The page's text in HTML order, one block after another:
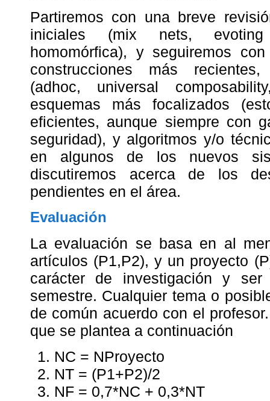
Partiremos con una breve
iniciales (mix nets, evoting
homomórfica), y seguiremos
construcciones más
(adhoc, universal
esquemas más focalizados
eficientes, aunque siempre con
seguridad), y algoritmos y/o
en algunos de los nuevos
discutiremos acerca de los
pendientes en el área.
Evaluación
La evaluación se basa en al
artículos (P1,P2), y un proyecto
carácter de investigación y ser
semestre. Cualquier tema o
de común acuerdo con el
que se plantea a continuación
NC = NProyecto
NT = (P1+P2)/2
NF = 0,7*NC + 0,3*NT